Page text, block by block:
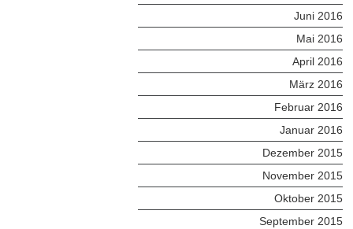
Juni 2016
Mai 2016
April 2016
März 2016
Februar 2016
Januar 2016
Dezember 2015
November 2015
Oktober 2015
September 2015